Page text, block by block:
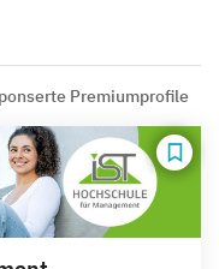
Premiumprofile